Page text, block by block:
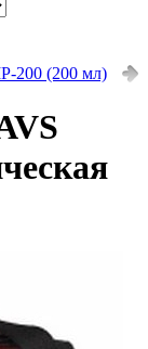
200 (200 мл)